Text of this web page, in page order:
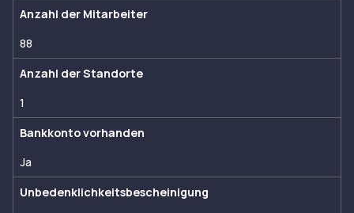
Anzahl der Mitarbeiter
88
Anzahl der Standorte
1
Bankkonto vorhanden
Ja
Unbedenklichkeitsbescheinigung